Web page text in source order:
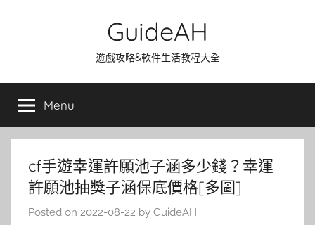
GuideAH
遊戲攻略&軟件生活教程大全
Menu
cf手遊幸運許願池子涵多少錢？幸運
許願池抽獎子涵保底價格[多圖]
Posted on 2022-08-22 by GuideAH